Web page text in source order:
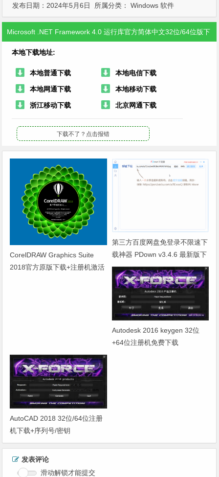
发布日期：2024年5月6日 所属分类：Windows 软件
Microsoft .NET Framework 4.0 运行库官方简体中文32位/64位版下
本地下载地址:
本地普通下载 本地电信下载
本地网通下载 本地移动下载
浙江移动下载 北京网通下载
下载不了？ 点击报错
CorelDRAW Graphics Suite
2018官方原版下载+注册机激活
第三方百度网盘免登录不限速下
载神器 PDown v3.4.6 最新版下
载
Autodesk 2016 keygen 32位
+64位注册机免费下载
AutoCAD 2018 32位/64位注册
机下载+序列号/密钥
发表评论
滑动解锁才能提交